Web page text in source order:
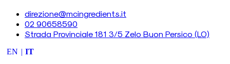
direzione@mcingredients.it
02 90658590
Strada Provinciale 181 3/5 Zelo Buon Persico (LO)
EN IT